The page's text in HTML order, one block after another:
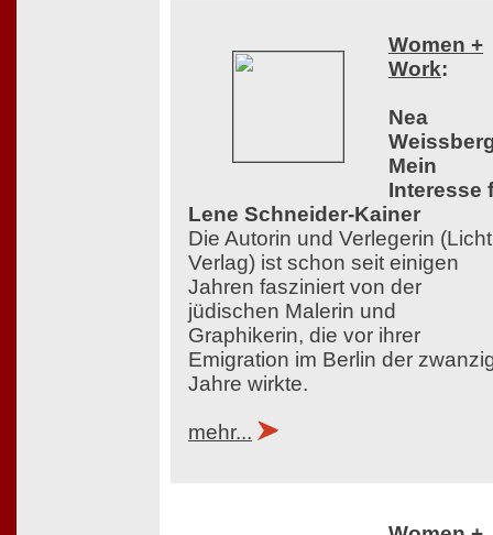
Women +
Work:
Nea
Mein
Interesse
Lene Schneider-Kainer
Die Autorin und Verlegerin
Verlag) ist schon seit einigen
Jahren fasziniert von der
jüdischen Malerin und
Graphikerin, die vor ihrer
Emigration im Berlin der
Jahre wirkte.
mehr...